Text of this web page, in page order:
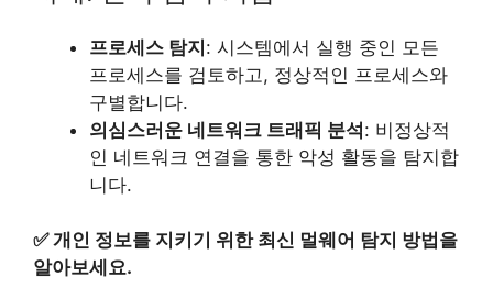
프로세스 탐지: 시스템에서 실행 중인 모든
프로세스를 검토하고, 정상적인 프로세스와
구별합니다.
의심스러운 네트워크 트래픽 분석: 비정상적
인 네트워크 연결을 통한 악성 활동을 탐지합
니다.
✅개인 정보를 지키기 위한 최신 멀웨어 탐지 방법을
알아보세요.